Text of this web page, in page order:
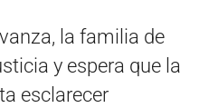
la familia de
y espera que la
esclarecer